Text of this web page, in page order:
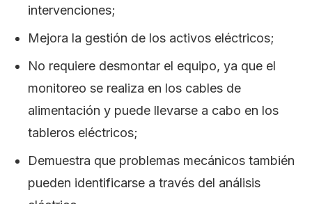
intervenciones;
Mejora la gestión de los activos eléctricos;
No requiere desmontar el equipo, ya que el
monitoreo se realiza en los cables de
alimentación y puede llevarse a cabo en los
tableros eléctricos;
Demuestra que problemas mecánicos también
pueden identificarse a través del análisis